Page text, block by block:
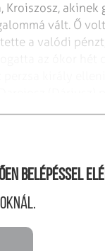
akinek
vált. Ő
a valódi
belépéssel